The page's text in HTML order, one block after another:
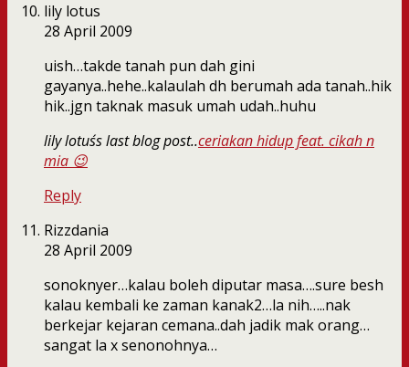
lily lotus
28 April 2009
uish…takde tanah pun dah gini
gayanya..hehe..kalaulah dh berumah ada tanah..hik
hik..jgn taknak masuk umah udah..huhu
lily lotus´s last blog post..ceriakan hidup feat. cikah n
mia 😉
Reply
Rizzdania
28 April 2009
sonoknyer…kalau boleh diputar masa….sure besh
kalau kembali ke zaman kanak2…la nih…..nak
berkejar kejaran cemana..dah jadik mak orang…
sangat la x senonohnya…